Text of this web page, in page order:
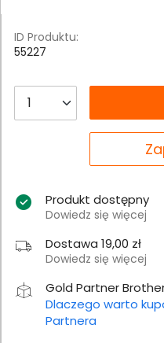
ID Produktu:
55227
__B2C.PRODUCT.QUANTITY
Produkt dostępny
Dowiedz się więcej
Dostawa 19,00 zł
Dowiedz się więcej
Gold Partner
Dlaczego warto
Partnera